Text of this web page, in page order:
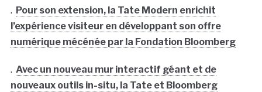
. Pour son extension, la Tate Modern enrichit
l’expérience visiteur en développant son offre
numérique mécénée par la Fondation Bloomberg
. Avec un nouveau mur interactif géant et de
nouveaux outils in-situ, la Tate et Bloomberg